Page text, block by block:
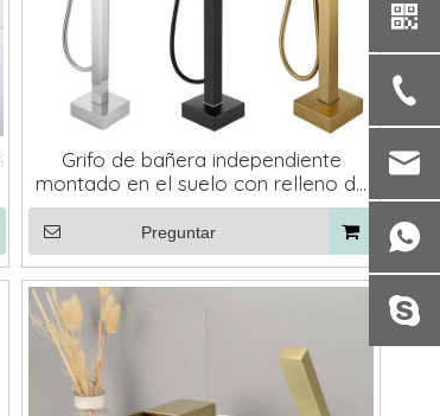
Grifo de bañera independiente
montado en el suelo con relleno de
bañera en cascada de latón negro
Preguntar